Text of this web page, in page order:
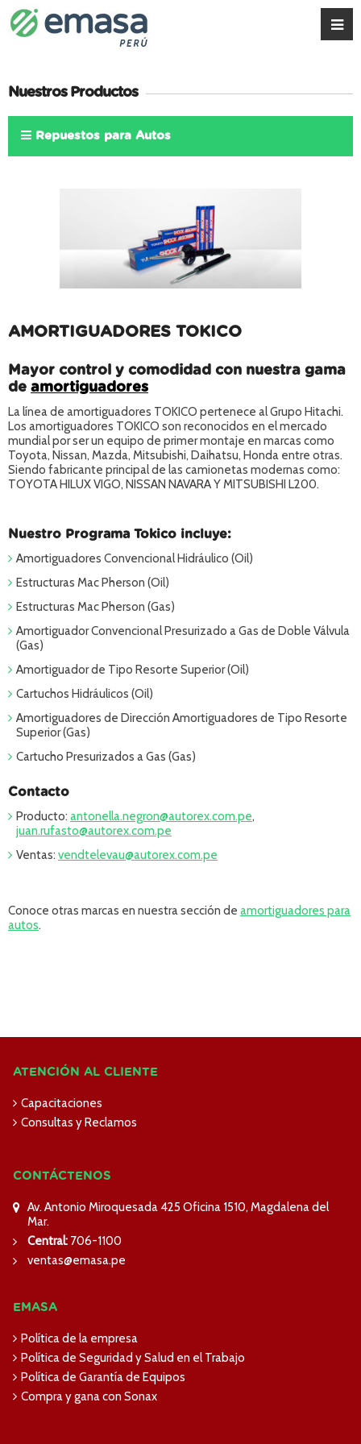
Nuestros Productos
Repuestos para Autos
AMORTIGUADORES TOKICO
Mayor control y comodidad con nuestra gama
de amortiguadores
La línea de amortiguadores TOKICO pertenece al Grupo Hitachi.
Los amortiguadores TOKICO son reconocidos en el mercado
mundial por ser un equipo de primer montaje en marcas como
Toyota, Nissan, Mazda, Mitsubishi, Daihatsu, Honda entre otras.
Siendo fabricante principal de las camionetas modernas como:
TOYOTA HILUX VIGO, NISSAN NAVARA Y MITSUBISHI L200.
Nuestro Programa Tokico incluye:
Amortiguadores Convencional Hidráulico (Oil)
Estructuras Mac Pherson (Oil)
Estructuras Mac Pherson (Gas)
Amortiguador Convencional Presurizado a Gas de Doble Válvula
(Gas)
Amortiguador de Tipo Resorte Superior (Oil)
Cartuchos Hidráulicos (Oil)
Amortiguadores de Dirección Amortiguadores de Tipo Resorte
Superior (Gas)
Cartucho Presurizados a Gas (Gas)
Contacto
Producto: antonella.negron@autorex.com.pe,
juan.rufasto@autorex.com.pe
Ventas: vendtelevau@autorex.com.pe
Conoce otras marcas en nuestra sección de amortiguadores para
autos.
ATENCIÓN AL CLIENTE
Capacitaciones
Consultas y Reclamos
CONTÁCTENOS
Av. Antonio Miroquesada 425 Oficina 1510, Magdalena del
Mar.
Central: 706-1100
ventas@emasa.pe
EMASA
Política de la empresa
Política de Seguridad y Salud en el Trabajo
Política de Garantía de Equipos
Compra y gana con Sonax